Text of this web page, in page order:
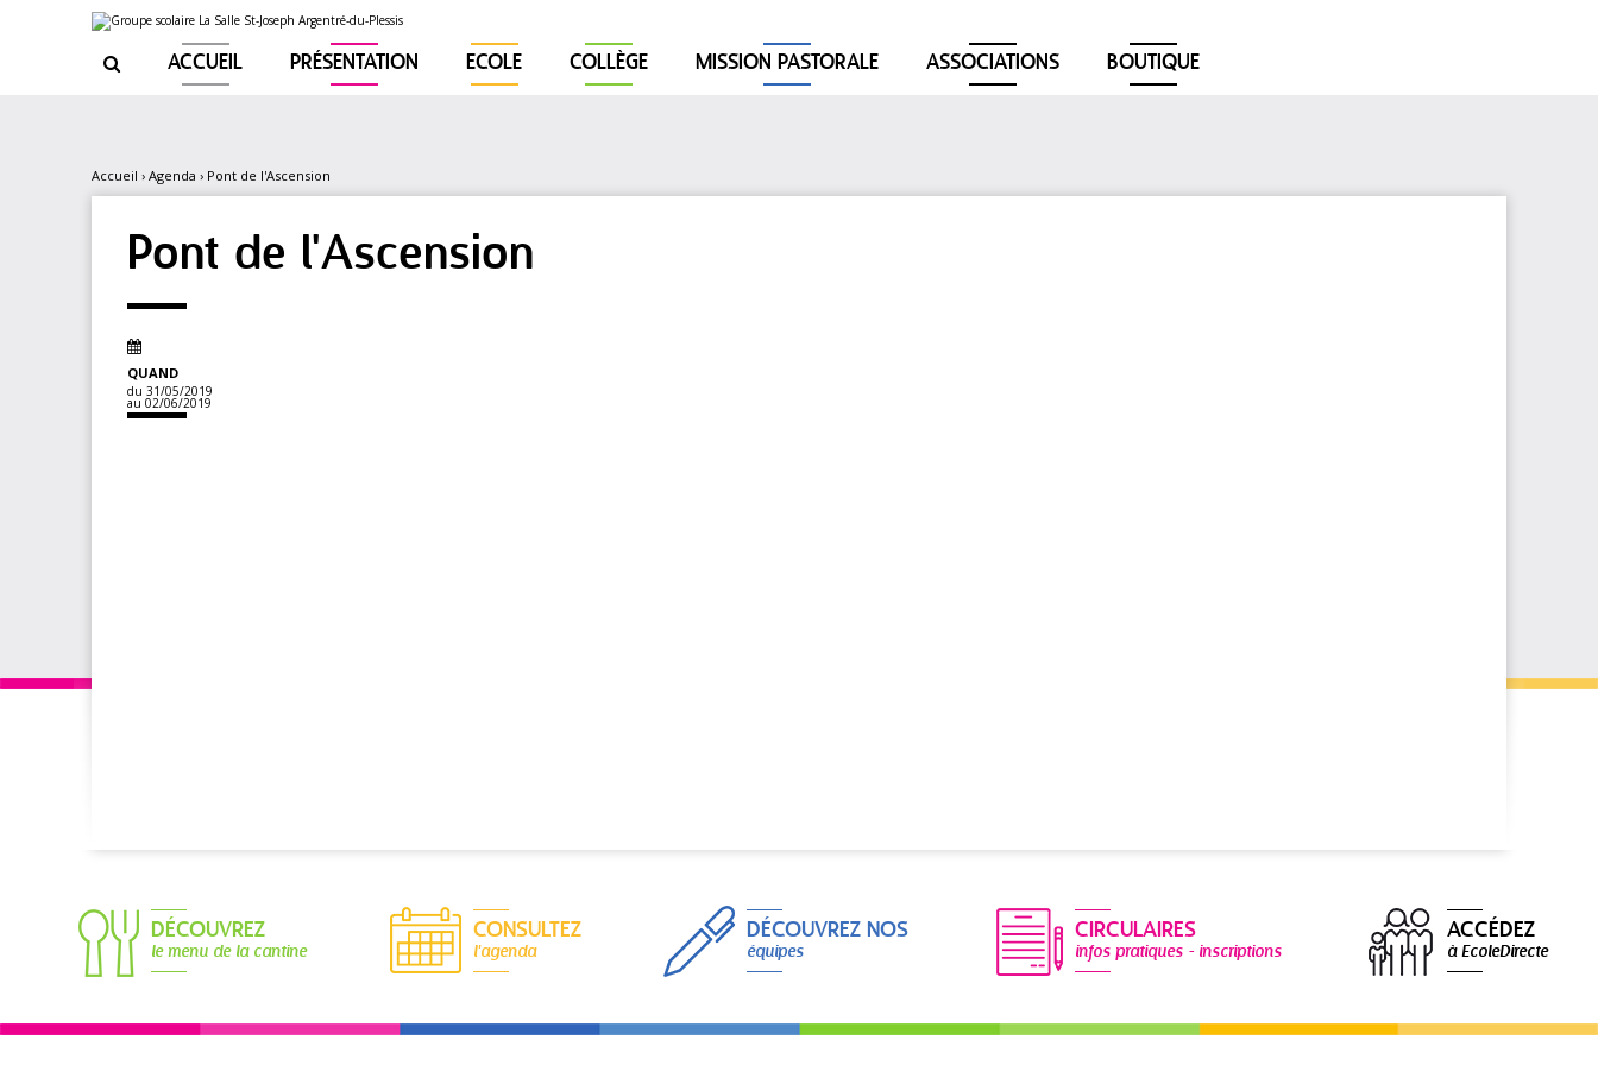
 ACCUEIL PRÉSENTATION ECOLE COLLÈGE MISSION PASTORALE ASSOCIATIONS BOUTIQUE
Accueil › Agenda › Pont de l'Ascension
Pont de l'Ascension
QUAND
du 31/05/2019
au 02/06/2019
DÉCOUVREZ
le menu de la cantine
CONSULTEZ
l'agenda
DÉCOUVREZ NOS
équipes
CIRCULAIRES
infos pratiques - inscriptions
ACCÉDEZ
à EcoleDirecte